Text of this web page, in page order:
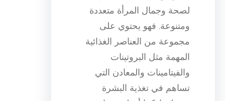
لصحة وجمال المرأة متعددة
ومتنوعة. فهو يحتوي على
مجموعة من العناصر الغذائية
المهمة مثل البروتينات
والفيتامينات والمعادن التي
تساهم في تغذية البشرة